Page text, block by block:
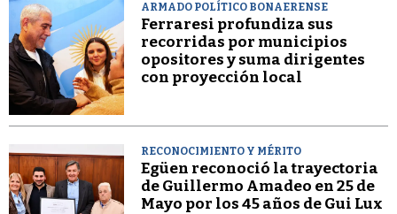
ARMADO POLÍTICO BONAERENSE
Ferraresi profundiza sus
recorridas por municipios
opositores y suma dirigentes
con proyección local
RECONOCIMIENTO Y MÉRITO
Egüen reconoció la trayectoria
de Guillermo Amadeo en 25 de
Mayo por los 45 años de Gui Lux